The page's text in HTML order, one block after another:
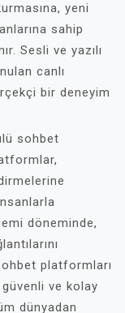
yeni
sahip
Sesli ve yazılı
canlı
bir deneyim
sohbet
döneminde,
platformları
ve kolay
dünyadan